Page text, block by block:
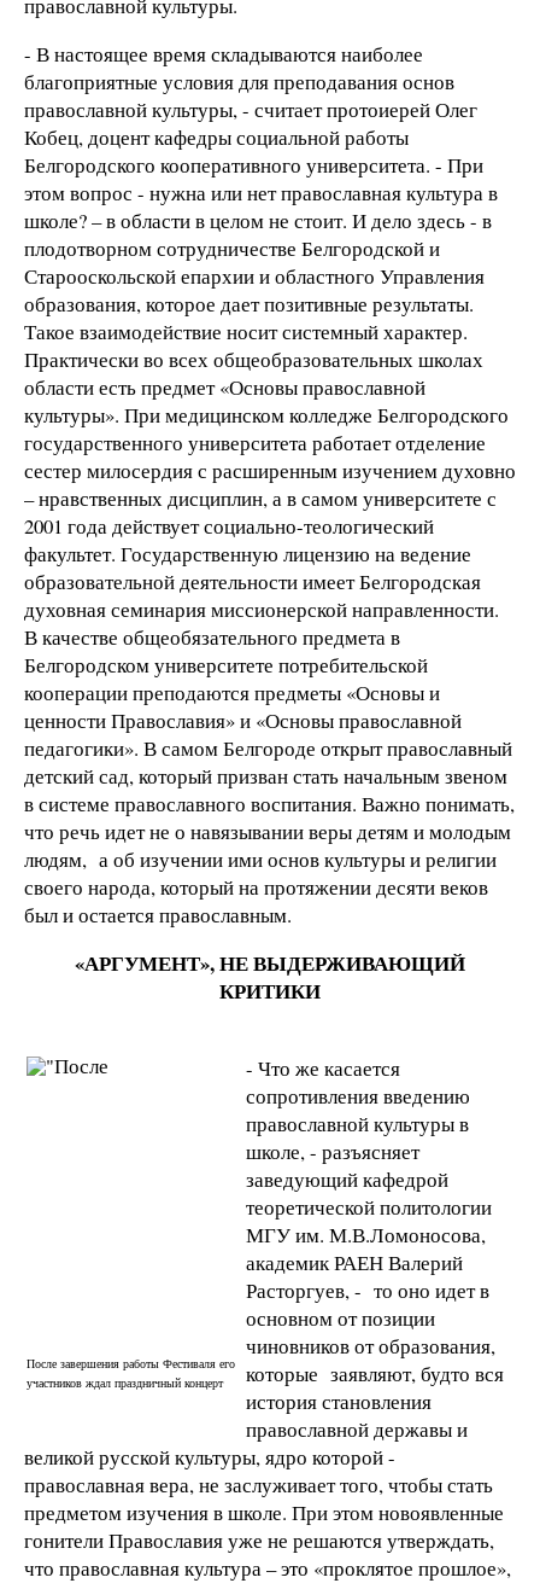
православной культуры.
- В настоящее время складываются наиболее
благоприятные условия для преподавания основ
православной культуры, - считает протоиерей Олег
Кобец, доцент кафедры социальной работы
Белгородского кооперативного университета. - При
этом вопрос - нужна или нет православная культура в
школе? – в области в целом не стоит. И дело здесь - в
плодотворном сотрудничестве Белгородской и
Старооскольской епархии и областного Управления
образования, которое дает позитивные результаты.
Такое взаимодействие носит системный характер.
Практически во всех общеобразовательных школах
области есть предмет «Основы православной
культуры». При медицинском колледже Белгородского
государственного университета работает отделение
сестер милосердия с расширенным изучением духовно
– нравственных дисциплин, а в самом университете с
2001 года действует социально-теологический
факультет. Государственную лицензию на ведение
образовательной деятельности имеет Белгородская
духовная семинария миссионерской направленности.
В качестве общеобязательного предмета в
Белгородском университете потребительской
кооперации преподаются предметы «Основы и
ценности Православия» и «Основы православной
педагогики». В самом Белгороде открыт православный
детский сад, который призван стать начальным звеном
в системе православного воспитания. Важно понимать,
что речь идет не о навязывании веры детям и молодым
людям, а об изучении ими основ культуры и религии
своего народа, который на протяжении десяти веков
был и остается православным.
«АРГУМЕНТ», НЕ ВЫДЕРЖИВАЮЩИЙ
КРИТИКИ
После завершения работы Фестиваля его
участников ждал праздничный концерт
- Что же касается
сопротивления введению
православной культуры в
школе, - разъясняет
заведующий кафедрой
теоретической политологии
МГУ им. М.В.Ломоносова,
академик РАЕН Валерий
Расторгуев, - то оно идет в
основном от позиции
чиновников от образования,
которые заявляют, будто вся
история становления
православной державы и
великой русской культуры, ядро которой -
православная вера, не заслуживает того, чтобы стать
предметом изучения в школе. При этом новоявленные
гонители Православия уже не решаются утверждать,
что православная культура – это «проклятое прошлое»,